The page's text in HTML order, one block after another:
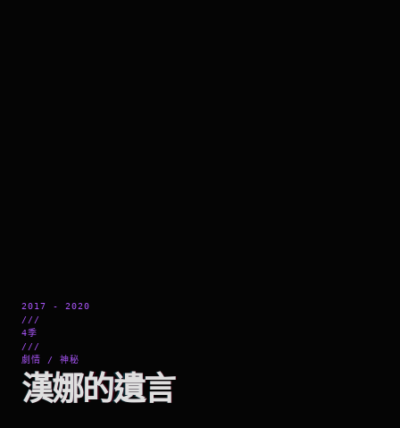
2017 - 2020
///
4季
///
劇情 / 神秘
漢娜的遺言